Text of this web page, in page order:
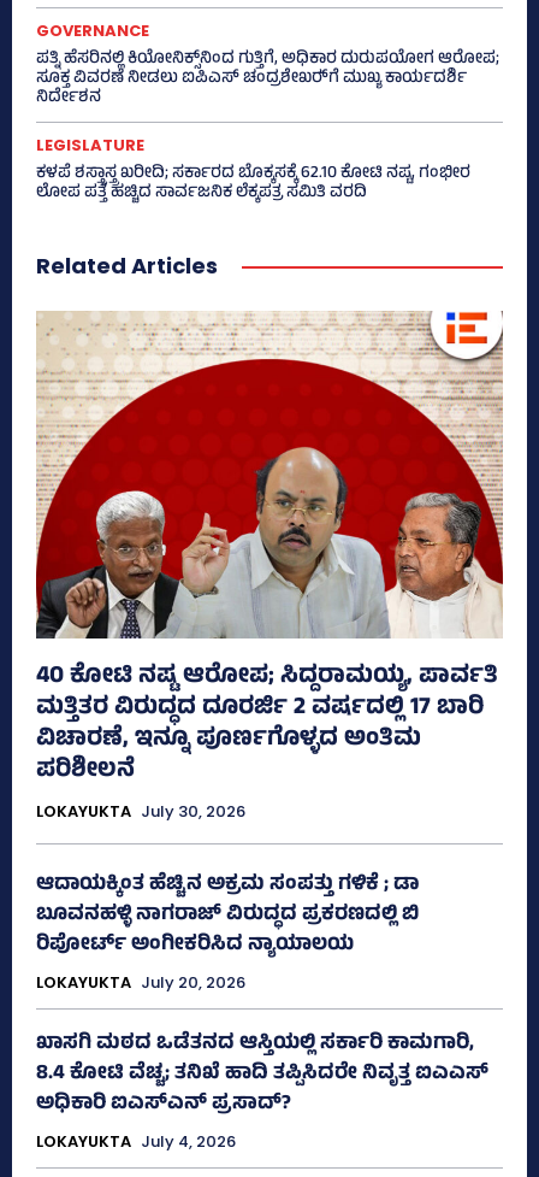
GOVERNANCE
ಪತ್ನಿ ಹೆಸರಿನಲ್ಲಿ ಕಿಯೋನಿಕ್ಸ್‌ನಿಂದ ಗುತ್ತಿಗೆ, ಅಧಿಕಾರ ದುರುಪಯೋಗ ಆರೋಪ;
ಸೂಕ್ತ ವಿವರಣೆ ನೀಡಲು ಐಪಿಎಸ್‌ ಚಂದ್ರಶೇಖರ್‍‌ಗೆ ಮುಖ್ಯ ಕಾರ್ಯದರ್ಶಿ
ನಿರ್ದೇಶನ
LEGISLATURE
ಕಳಪೆ ಶಸ್ತ್ರಾಸ್ತ್ರ ಖರೀದಿ; ಸರ್ಕಾರದ ಬೊಕ್ಕಸಕ್ಕೆ 62.10 ಕೋಟಿ ನಷ್ಟ, ಗಂಭೀರ
ಲೋಪ ಪತ್ತೆ ಹಚ್ಚಿದ ಸಾರ್ವಜನಿಕ ಲೆಕ್ಕಪತ್ರ ಸಮಿತಿ ವರದಿ
Related Articles
40 ಕೋಟಿ ನಷ್ಟ ಆರೋಪ; ಸಿದ್ದರಾಮಯ್ಯ, ಪಾರ್ವತಿ
ಮತ್ತಿತರ ವಿರುದ್ಧದ ದೂರರ್ಜಿ 2 ವರ್ಷದಲ್ಲಿ 17 ಬಾರಿ
ವಿಚಾರಣೆ, ಇನ್ನೂ ಪೂರ್ಣಗೊಳ್ಳದ ಅಂತಿಮ
ಪರಿಶೀಲನೆ
LOKAYUKTA July 30, 2026
ಆದಾಯಕ್ಕಿಂತ ಹೆಚ್ಚಿನ ಅಕ್ರಮ ಸಂಪತ್ತು ಗಳಿಕೆ ; ಡಾ
ಬೂವನಹಳ್ಳಿ ನಾಗರಾಜ್ ವಿರುದ್ಧದ ಪ್ರಕರಣದಲ್ಲಿ ಬಿ
ರಿಪೋರ್ಟ್‌ ಅಂಗೀಕರಿಸಿದ ನ್ಯಾಯಾಲಯ
LOKAYUKTA July 20, 2026
ಖಾಸಗಿ ಮಠದ ಒಡೆತನದ ಆಸ್ತಿಯಲ್ಲಿ ಸರ್ಕಾರಿ ಕಾಮಗಾರಿ,
8.4 ಕೋಟಿ ವೆಚ್ಚ; ತನಿಖೆ ಹಾದಿ ತಪ್ಪಿಸಿದರೇ ನಿವೃತ್ತ ಐಎಎಸ್
ಅಧಿಕಾರಿ ಐಎಸ್‌ಎನ್ ಪ್ರಸಾದ್‌?
LOKAYUKTA July 4, 2026